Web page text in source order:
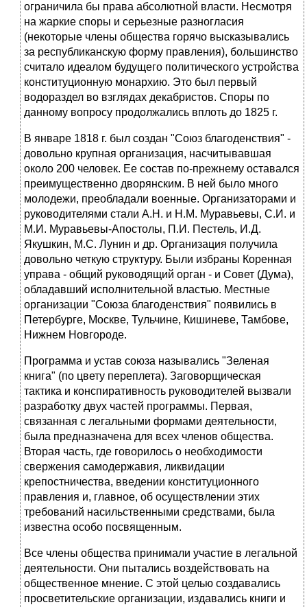
ограничила бы права абсолютной власти. Несмотря
на жаркие спо­ры и серьезные разногласия
(некоторые члены общества горячо выска­зывались
за республиканскую форму правления), большинство
считало идеалом будущего политического устройства
конституционную монар­хию. Это был первый
водораздел во взглядах декабристов. Споры по
данному вопросу продолжались вплоть до 1825 г.
В январе 1818 г. был создан "Союз благоденствия" -
довольно круп­ная организация, насчитывавшая
около 200 человек. Ее состав по-прежнему оставался
преимущественно дворянским. В ней было мно­го
молодежи, преобладали военные. Организаторами и
руководителя­ми стали А.Н. и Н.М. Муравьевы, С.И. и
М.И. Муравьевы-Апостолы, П.И. Пестель, И.Д.
Якушкин, М.С. Лунин и др. Организация получила
довольно четкую структуру. Были избраны Коренная
управа - общий руководящий орган - и Совет (Дума),
обладавший исполнительной вла­стью. Местные
организации "Союза благоденствия" появились в
Петер­бурге, Москве, Тульчине, Кишиневе, Тамбове,
Нижнем Новгороде.
Программа и устав союза назывались "Зеленая
книга" (по цвету пе­реплета). Заговорщическая
тактика и конспиративность руководителей вызвали
разработку двух частей программы. Первая,
связанная с ле­гальными формами деятельности,
была предназначена для всех членов общества.
Вторая часть, где говорилось о необходимости
свержения самодержавия, ликвидации
крепостничества, введении конституционно­го
правления и, главное, об осуществлении этих
требований насильст­венными средствами, была
известна особо посвященным.
Все члены общества принимали участие в легальной
деятельности. Они пытались воздействовать на
общественное мнение. С этой целью создавались
просветительские организации, издавались книги и